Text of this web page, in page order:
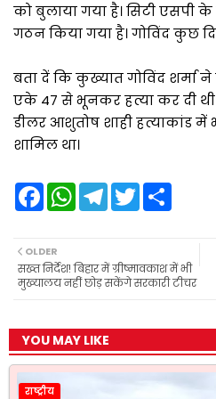
को बुलाया गया है। सिटी एसपी
गठन किया गया है। गोविंद कुछ
बता दें कि कुख्यात गोविंद शर्मा
एके 47 से भूनकर हत्या कर दी थी।
डीलर आशुतोष शाही हत्याकांड
शामिल था।
F
a
b
o
o
k
W
A
p
p
T
e
r
a
m
T
w
e
r
OLDER
सख्त निर्देश! बिहार में ग्रीष्मावकाश में भी
मुख्यालय नहीं छोड़ सकेंगे सरकारी टीचर
YOU MAY LIKE
राष्ट्रीय